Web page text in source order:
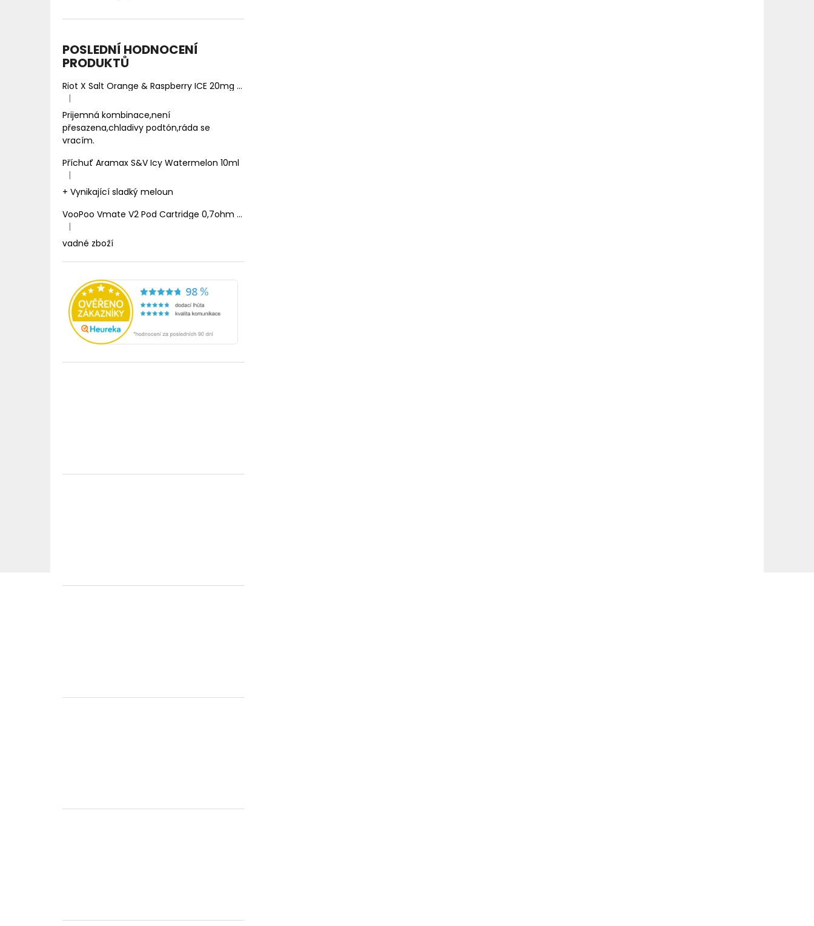
POSLEDNÍ HODNOCENÍ
PRODUKTŮ
Riot X Salt Orange & Raspberry ICE 20mg
Ledový pomeranč a malina
Hodnocení produktu je 5 z 5 hvězdiček.
|
Prijemná kombinace,není
přesazena,chladivy podtón,ráda se
vracím.
Příchuť Aramax S&V Icy Watermelon 10ml
Hodnocení produktu je 5 z 5 hvězdiček.
|
+ Vynikající sladký meloun
VooPoo Vmate V2 Pod Cartridge 0,7ohm 2ml
Hodnocení produktu je 1 z 5 hvězdiček.
|
vadné zboží